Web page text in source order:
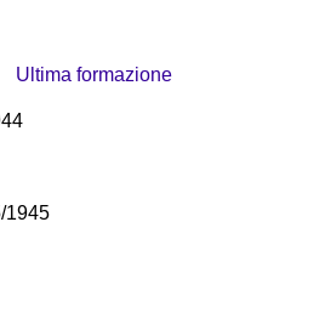
Ultima formazione
1945